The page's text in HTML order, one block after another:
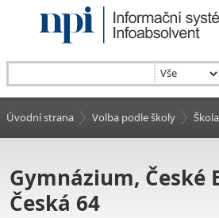
Úvodní strana Volba podle školy Škola
Gymnázium, České
Česká 64